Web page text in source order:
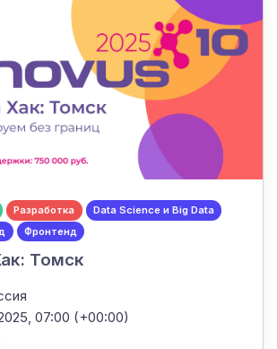
Разработка
Data Science и Big Data
Фронтенд
Томск
07:00 (+00:00)